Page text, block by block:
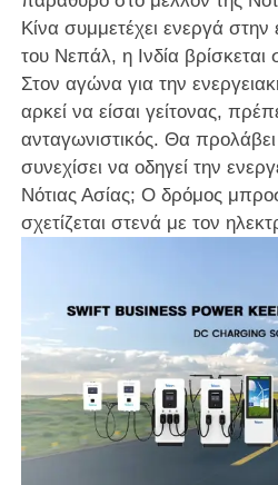
Κίνα συμμετέχει ενεργά
του Νεπάλ, η Ινδία
Στον αγώνα για την
αρκεί να είσαι γείτονας,
ανταγωνιστικός. Θα
συνεχίσει να οδηγεί την
Νότιας Ασίας; Ο δρόμος
σχετίζεται στενά με τον